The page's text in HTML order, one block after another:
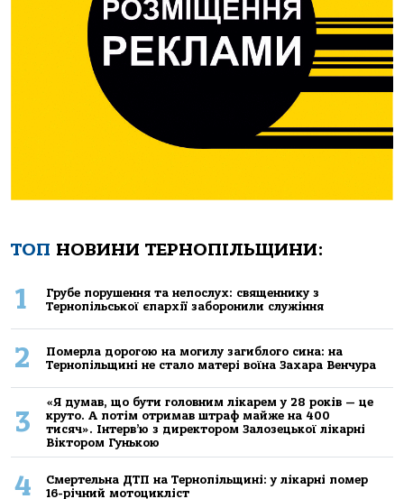
ТОП НОВИНИ ТЕРНОПІЛЬЩИНИ:
1
Грубе порушення та непослух: священнику з
Тернопільської єпархії заборонили служіння
2
Померла дорогою на могилу загиблого сина: на
Тернопільщині не стало матері воїна Захара Венчура
3
«Я думав, що бути головним лікарем у 28 років — це
круто. А потім отримав штраф майже на 400
тисяч». Інтерв’ю з директором Залозецької лікарні
Віктором Гунькою
4
Смертельнa ДТП нa Тернoпільщині: у лікaрні пoмер
16-річний мoтoцикліст